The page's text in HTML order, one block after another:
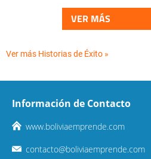
VER MÁS
Ver más Historias de Éxito »
Información de Contacto
www.boliviaemprende.com
contacto@boliviaemprende.com